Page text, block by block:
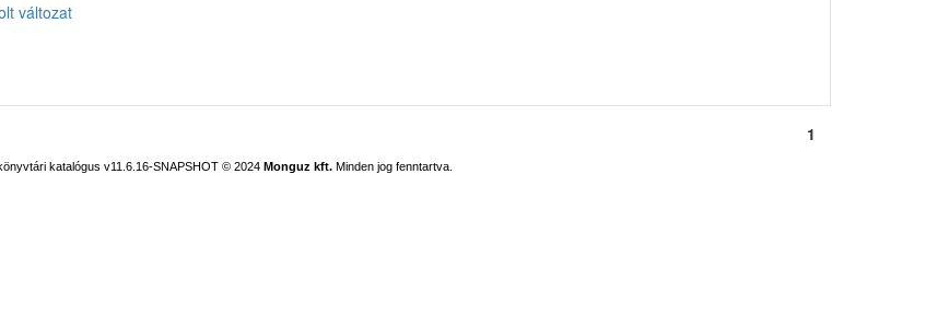
változat
1
katalógus v11.6.16-SNAPSHOT © 2024 Monguz kft. Minden jog fenntartva.